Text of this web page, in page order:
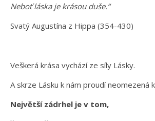
Neboť láska je krásou duše.“
Svatý Augustína z Hippa (354-430)
Veškerá krása vychází ze síly Lásky.
A skrze Lásku k nám proudí neomezená
Největší zádrhel je v tom,